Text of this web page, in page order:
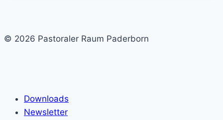
© 2026 Pastoraler Raum Paderborn
Downloads
Newsletter